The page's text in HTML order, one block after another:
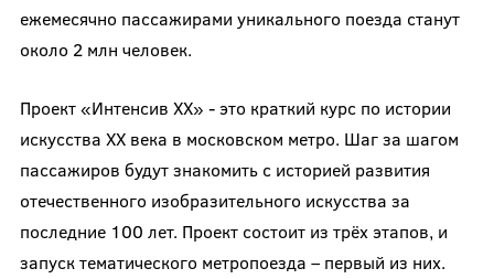
ежемесячно пассажирами уникального поезда станут
около 2 млн человек.
Проект «Интенсив ХХ» - это краткий курс по истории
искусства ХХ века в московском метро. Шаг за шагом
пассажиров будут знакомить с историей развития
отечественного изобразительного искусства за
последние 100 лет. Проект состоит из трёх этапов, и
запуск тематического метропоезда – первый из них.